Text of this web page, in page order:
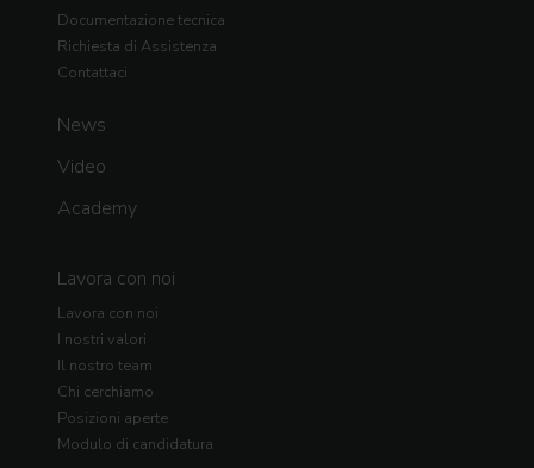
Documentazione tecnica
Richiesta di Assistenza
Contattaci
News
Video
Academy
Lavora con noi
Lavora con noi
I nostri valori
Il nostro team
Chi cerchiamo
Posizioni aperte
Modulo di candidatura